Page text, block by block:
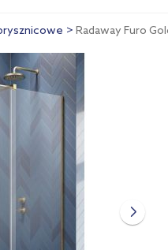
Radaway Furo